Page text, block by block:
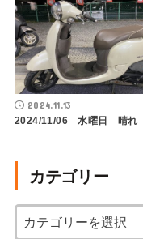
2024.11.13
2024/11/06 水曜日 晴れ
カテゴリー